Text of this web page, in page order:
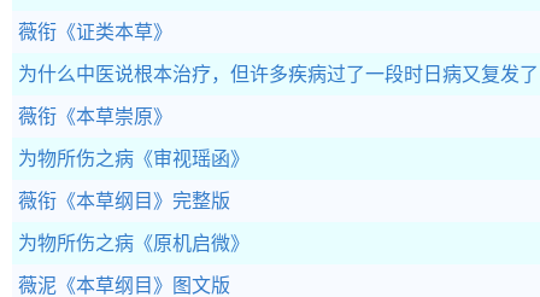
薇衔 《证类本草》
为什么中医说根本治疗，但许多疾病过了一段时日病又复发
薇衔 《本草崇原》
为物所伤之病 《审视瑶函》
薇衔 《本草纲目》完整版
为物所伤之病 《原机启微》
薇泥 《本草纲目》图文版